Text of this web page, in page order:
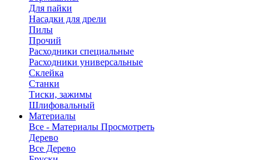
Для пайки
Насадки для дрели
Пилы
Прочий
Расходники специальные
Расходники универсальные
Склейка
Станки
Тиски, зажимы
Шлифовальный
Материалы
Все - Материалы Просмотреть
Дерево
Все Дерево